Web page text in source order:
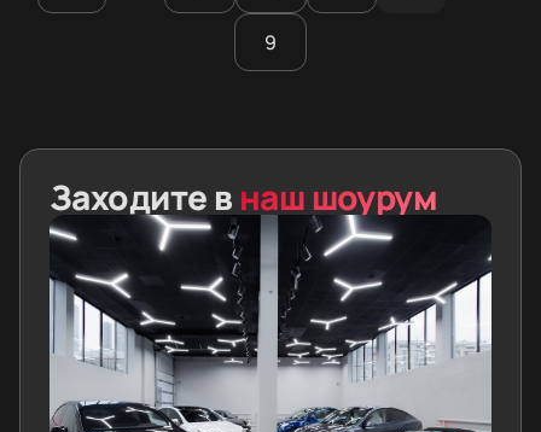
9
Заходите в наш шоурум